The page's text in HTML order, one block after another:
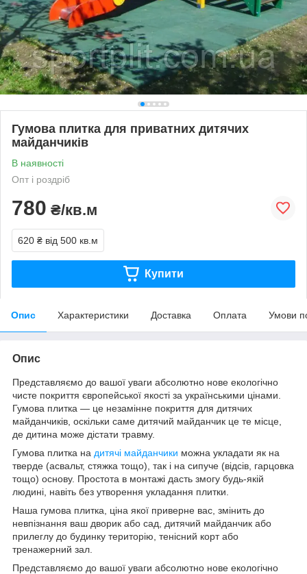
Гумова плитка для приватних дитячих
майданчиків
В наявності
Опт і роздріб
780 ₴/кв.м
620 ₴ від 500 кв.м
Купити
Опис Характеристики Доставка Оплата Умови
Опис
Представляємо до вашої уваги абсолютно нове екологічно
чисте покриття європейської якості за українськими цінами.
Гумова плитка — це незамінне покриття для дитячих
майданчиків, оскільки саме дитячий майданчик це те місце,
де дитина може дістати травму.
Гумова плитка на дитячі майданчики можна укладати як на
тверде (асвальт, стяжка тощо), так і на сипуче (відсів, гарцовка
тощо) основу. Простота в монтажі дасть змогу будь-якій
людині, навіть без утворення укладання плитки.
Наша гумова плитка, ціна якої приверне вас, змінить до
невпізнання ваш дворик або сад, дитячий майданчик або
прилеглу до будинку територію, тенісний корт або
тренажерний зал.
Представляємо до вашої уваги абсолютно нове екологічно